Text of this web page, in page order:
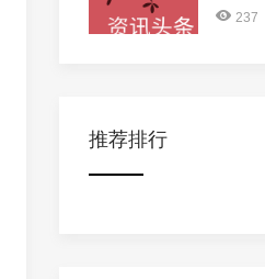
237
推荐排行